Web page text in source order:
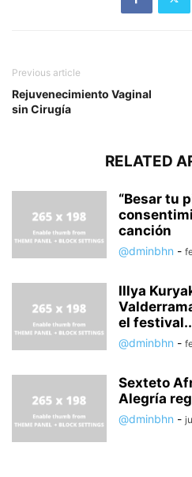
Previous article
Rejuvenecimiento Vaginal
sin Cirugía
RELATED
“Besar tu
canción
@dminbhn -
Illya
el
@dminbhn -
Sexteto
Alegría
@dminbhn -